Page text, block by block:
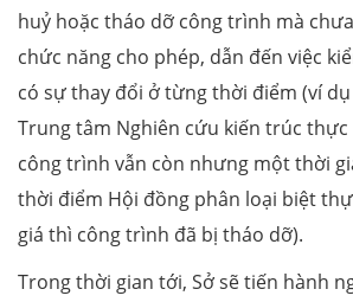
huỷ hoặc tháo dỡ công trình mà
chức năng cho phép, dẫn đến việc
có sự thay đổi ở từng thời điểm (ví
Trung tâm Nghiên cứu kiến trúc thực
công trình vẫn còn nhưng một thời
thời điểm Hội đồng phân loại biệt
giá thì công trình đã bị tháo dỡ).
Trong thời gian tới, Sở sẽ tiến hành